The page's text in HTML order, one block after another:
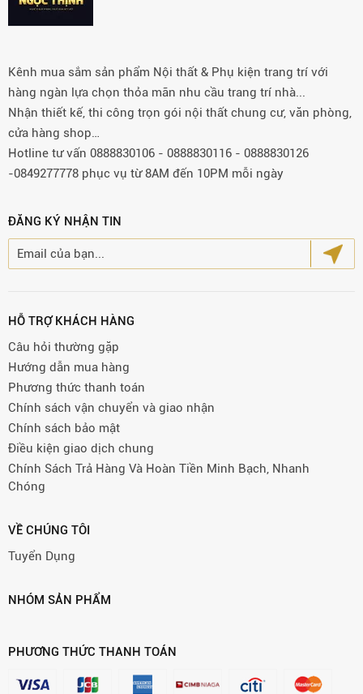
Kênh mua sắm sản phẩm Nội thất & Phụ kiện trang trí với
hàng ngàn lựa chọn thỏa mãn nhu cầu trang trí nhà...
Nhận thiết kế, thi công trọn gói nội thất chung cư, văn phòng,
cửa hàng shop…
Hotline tư vấn 0888830106 - 0888830116 - 0888830126
-0849277778 phục vụ từ 8AM đến 10PM mỗi ngày
ĐĂNG KÝ NHẬN TIN
HỖ TRỢ KHÁCH HÀNG
Câu hỏi thường gặp
Hướng dẫn mua hàng
Phương thức thanh toán
Chính sách vận chuyển và giao nhận
Chính sách bảo mật
Điều kiện giao dịch chung
Chính Sách Trả Hàng Và Hoàn Tiền Minh Bạch, Nhanh
Chóng
VỀ CHÚNG TÔI
Tuyển Dụng
NHÓM SẢN PHẨM
PHƯƠNG THỨC THANH TOÁN